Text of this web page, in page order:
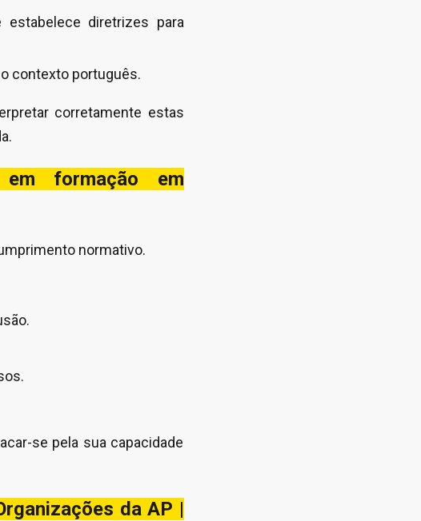
estabelece diretrizes para
contexto português.
corretamente estas
formação em
normativo.
se pela sua capacidade
da AP |